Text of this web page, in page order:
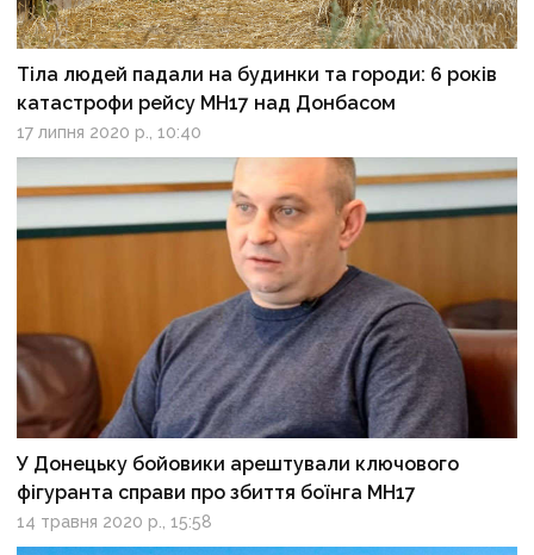
Тіла людей падали на будинки та городи: 6 років
катастрофи рейсу MH17 над Донбасом
17 липня 2020 р., 10:40
У Донецьку бойовики арештували ключового
фігуранта справи про збиття боїнга МН17
14 травня 2020 р., 15:58